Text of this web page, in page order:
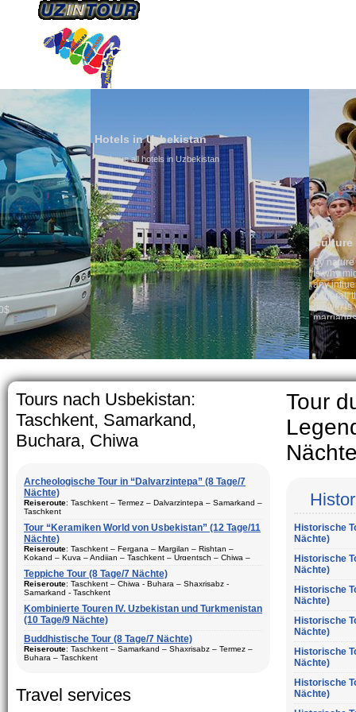
Hotels in Uzbekistan
We have all hotels in Uzbekistan
Culture of Uzbekistan
By nature Uzbeks prefer a
is why migration and
any influence on population
general, the level of the
growth is very high. In the
marriages is significantly high
percentage of divorce cases
in the world. According to
family is regarded as
The usual Uzbek family,
rather big. On the average,
5-6 children.
Tours nach Usbekistan:
Taschkent, Samarkand,
Buchara, Chiwa
Archeologische Tour in “Dalvarzintepa” (8 Tage/7
Nächte)
Reiseroute: Taschkent – Termez – Dalvarzintepa – Samarkand –
Taschkent
Dauer : 8 Tage/7 Nächte
Bewegungtyp: Fluglinie und Reisebus
Dalvarzintepa (3)
Saison: ganzes Jahr
Aufenhalt: In den Hotels, privaten Haus und Expeditions-Basis
Beschreibung:Reisen in den touristischen Städte
vonUsbekistan. Das beste Programm für den Besuch der
archäologischen Stätten von Surkhandarya Region
Tour “Keramiken World von Usbekistan” (12 Tage/11
Nächte)
Reiseroute: Taschkent – Fergana – Margilan – Rishtan –
Kokand – Kuva – Andijan – Taschkent – Urgentsch – Chiwa –
Dauer: 12 Tage/11 Nächte
Besuch Stadte: Taschkent (3) – Fergana (3) – Margilan –
Rishtan – Kokand – Kuva – Andijan – Chiwa (1) – Buchara (2) –
Gijduvan – Samarkand (2)
Saison: ganzes Jahr
Beschreibung:
Reisen in den größten touristischen Städte
vonUsbekistan. Tour besteht aus Keramik-Kunst, historische und
Teppiche Tour (8 Tage/7 Nächte)
Reiseroute: Tasсhkent – Chiwa - Buhara – Shaxrisabz -
Samarkand - Taschkent
:
Dauer: 8 Tage, 7 Nächte
Bewegungtyp: Fluglinie ungd Reisebus
Besuch Stadte: Chiwa(1) - Taschkent (2) - Samarkand (2) -
Saison
: ganzes Jahr
Kombinierte Touren IV. Uzbekistan und Turkmenistan
(10 Tage/9 Nächte)
Buddhistische Tour (8 Tage/7 Nächte)
Reiseroute: Taschkent – Samarkand – Shaxrisabz – Termez –
Buhara – Taschkent
Bewegungtyp: Fluglinie und Reisebus
Travel services
Tour
Historische
Nächte)
Historische
Nächte)
Historische
Nächte)
Historische
Nächte)
Historische
Nächte)
Historische
Nächte)